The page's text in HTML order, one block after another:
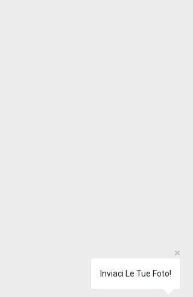
Inviaci Le Tue Foto!